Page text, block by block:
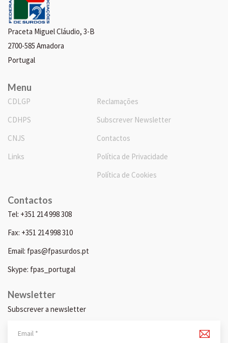
Praceta Miguel Cláudio, 3-B
2700-585 Amadora
Portugal
Menu
CDLGP
CDHPS
CNJS
Links
Reclamações
Subscrever Newsletter
Contactos
Política de Privacidade
Política de Cookies
Contactos
Tel: +351 214 998 308
Fax: +351 214 998 310
Email: fpas@fpasurdos.pt
Skype: fpas_portugal
Newsletter
Subscrever a newsletter